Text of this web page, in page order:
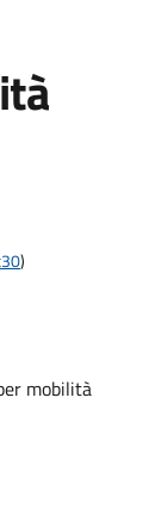
)
mobilità